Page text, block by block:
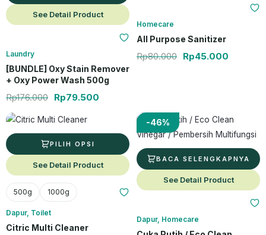
See Detail Product
Laundry
[BUNDLE] Oxy Stain Remover
+ Oxy Power Wash 500g
Rp176.000 Rp79.500
Homecare
All Purpose Sanitizer
Rp80.000 Rp45.000
PILIH OPSI
Produk ini memiliki beberapa varian. Pilihan ini dapat diambil di
See Detail Product
500g 1000g
Dapur, Toilet
Citric Multi Cleaner
Rentang harga: Rp52.500 hingga
-46%
BACA SELENGKAPNYA
See Detail Product
Dapur, Homecare
Harga aslinyaHarga